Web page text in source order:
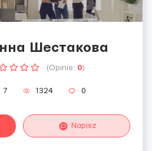
Шестакова
(Opinie: 0)
7 1324 0
Napisz